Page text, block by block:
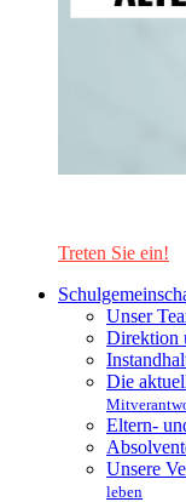
Treten Sie ein!
Unser
Direktion
Die
Eltern-
Unsere
leben